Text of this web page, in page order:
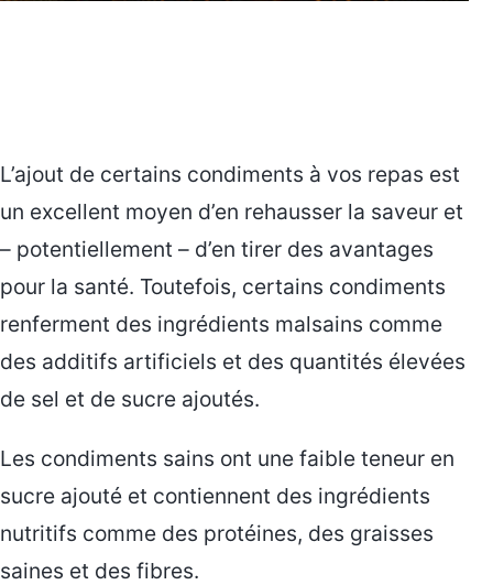
L’ajout de certains condiments à vos repas est
un excellent moyen d’en rehausser la saveur et
– potentiellement – d’en tirer des avantages
pour la santé. Toutefois, certains condiments
renferment des ingrédients malsains comme
des additifs artificiels et des quantités élevées
de sel et de sucre ajoutés.
Les condiments sains ont une faible teneur en
sucre ajouté et contiennent des ingrédients
nutritifs comme des protéines, des graisses
saines et des fibres.